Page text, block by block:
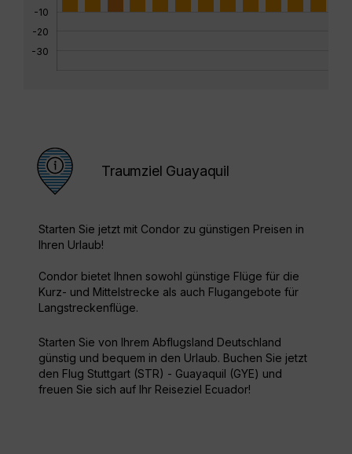
-10
-20
-30
Traumziel Guayaquil
Starten Sie jetzt mit Condor zu günstigen Preisen in
Ihren Urlaub!
Condor bietet Ihnen sowohl günstige Flüge für die
Kurz- und Mittelstrecke als auch Flugangebote für
Langstreckenflüge.
Starten Sie von Ihrem Abflugsland Deutschland
günstig und bequem in den Urlaub. Buchen Sie jetzt
den Flug Stuttgart (STR) - Guayaquil (GYE) und
freuen Sie sich auf Ihr Reiseziel Ecuador!